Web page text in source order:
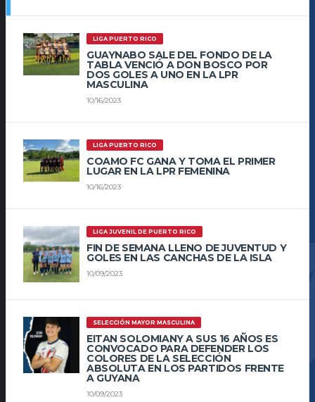
LIGA PUERTO RICO
GUAYNABO SALE DEL FONDO DE LA
TABLA VENCIÓ A DON BOSCO POR
DOS GOLES A UNO EN LA LPR
MASCULINA
10/16/2023
LIGA PUERTO RICO
COAMO FC GANA Y TOMA EL PRIMER
LUGAR EN LA LPR FEMENINA
10/16/2023
LIGA JUVENIL DE PUERTO RICO
FIN DE SEMANA LLENO DE JUVENTUD Y
GOLES EN LAS CANCHAS DE LA ISLA
10/09/2023
SELECCIÓN MAYOR MASCULINA
EITAN SOLOMIANY A SUS 16 AÑOS ES
CONVOCADO PARA DEFENDER LOS
COLORES DE LA SELECCIÓN
ABSOLUTA EN LOS PARTIDOS FRENTE
A GUYANA
10/09/2023